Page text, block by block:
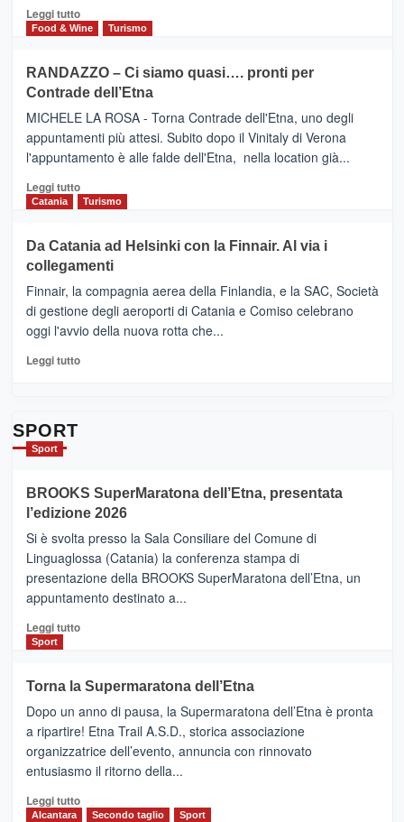
nella
classifica
HOTEL
FOUR
IL
NUOVO
SUMMER
CLUB
Leggi tuttoLeggi
di
VIAGRANDE
(Ct)
–
Benanti
presenta
“Vino
&
Cultura
tappe
dell’enoturismo
Food & Wine Turismo
RANDAZZO – Ci siamo quasi…. pronti per
Contrade dell’Etna
MICHELE LA ROSA - Torna Contrade dell'Etna, uno degli
appuntamenti più attesi. Subito dopo il Vinitaly di Verona
l'appuntamento è alle falde dell'Etna, nella location già...
Leggi tuttoLeggi
di
RANDAZZO
–
Ci
siamo
quasi….
pronti
per
Catania Turismo
Da Catania ad Helsinki con la Finnair. Al via i
collegamenti
Finnair, la compagnia aerea della Finlandia, e la SAC, Società
di gestione degli aeroporti di Catania e Comiso celebrano
oggi l'avvio della nuova rotta che...
Leggi tuttoLeggi
con
la
Al
via
i
collegamenti
SPORT
Sport
BROOKS SuperMaratona dell’Etna, presentata
l’edizione 2026
Si è svolta presso la Sala Consiliare del Comune di
Linguaglossa (Catania) la conferenza stampa di
presentazione della BROOKS SuperMaratona dell’Etna, un
appuntamento destinato a...
Leggi tuttoLeggi
BROOKS
SuperMaratona
dell’Etna,
presentata
l’edizione
2026
Sport
Torna la Supermaratona dell’Etna
Dopo un anno di pausa, la Supermaratona dell’Etna è pronta
a ripartire! Etna Trail A.S.D., storica associazione
organizzatrice dell’evento, annuncia con rinnovato
entusiasmo il ritorno della...
Leggi tuttoLeggi
Alcantara Secondo taglio Sport